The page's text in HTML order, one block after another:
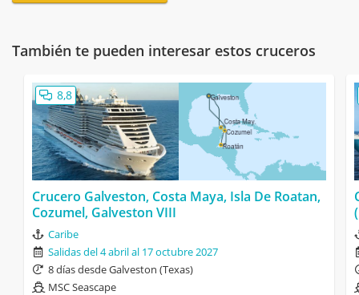
También te pueden interesar estos cruceros
8,8
Crucero Galveston, Costa Maya, Isla De Roatan,
Cozumel, Galveston VIII
Caribe
Salidas del 4 abril al 17 octubre 2027
8 días desde Galveston (Texas)
MSC Seascape